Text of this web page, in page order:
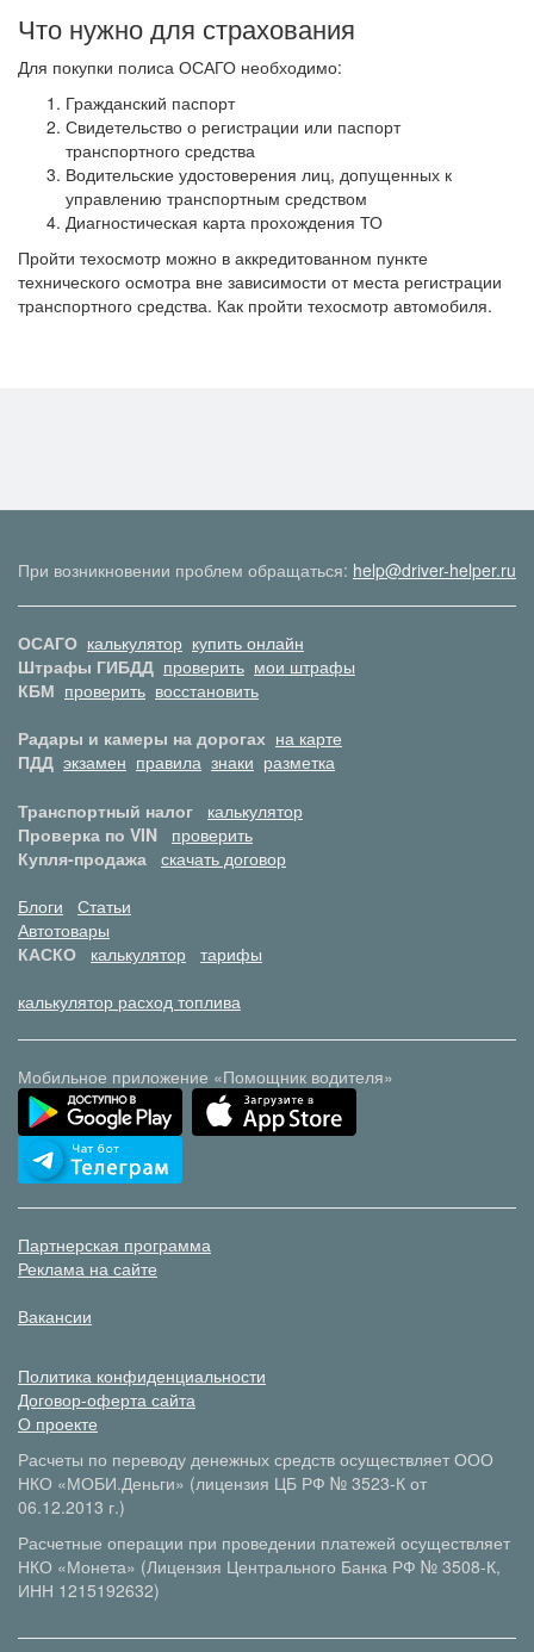
Что нужно для страхования
Для покупки полиса ОСАГО необходимо:
Гражданский паспорт
Свидетельство о регистрации или паспорт
транспортного средства
Водительские удостоверения лиц, допущенных к
управлению транспортным средством
Диагностическая карта прохождения ТО
Пройти техосмотр можно в аккредитованном пункте
технического осмотра вне зависимости от места регистрации
транспортного средства. Как пройти техосмотр автомобиля.
При возникновении проблем обращаться: help@driver-helper.ru
ОСАГО калькулятор купить онлайн
Штрафы ГИБДД проверить мои штрафы
КБМ проверить восстановить
Радары и камеры на дорогах на карте
ПДД экзамен правила знаки разметка
Транспортный налог
калькулятор
Проверка по VIN
проверить
Купля-продажа скачать договор
Блоги
Статьи
Автотовары
КАСКО
калькулятор тарифы
калькулятор расход топлива
Мобильное приложение «Помощник водителя»
Партнерская программа
Реклама на сайте
Вакансии
Политика конфиденциальности
Договор-оферта сайта
О проекте
Расчеты по переводу денежных средств осуществляет ООО
НКО «МОБИ.Деньги» (лицензия ЦБ РФ № 3523-К от
06.12.2013 г.)
Расчетные операции при проведении платежей осуществляет
НКО «Монета» (Лицензия Центрального Банка РФ № 3508-К,
ИНН 1215192632)